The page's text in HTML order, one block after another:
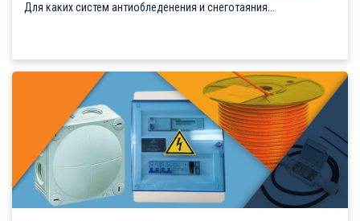
Для каких систем антиобледенения и снеготаяния...